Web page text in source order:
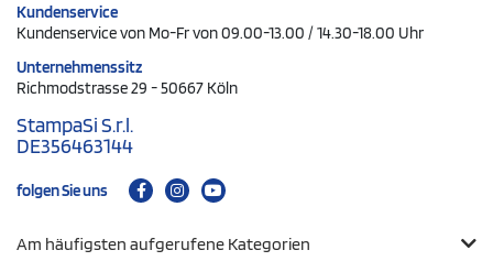
Kundenservice
Kundenservice von Mo-Fr von 09.00-13.00 / 14.30-18.00 Uhr
Unternehmenssitz
Richmodstrasse 29 - 50667 Köln
StampaSi S.r.l.
DE356463144
folgen Sie uns
Am häufigsten aufgerufene Kategorien